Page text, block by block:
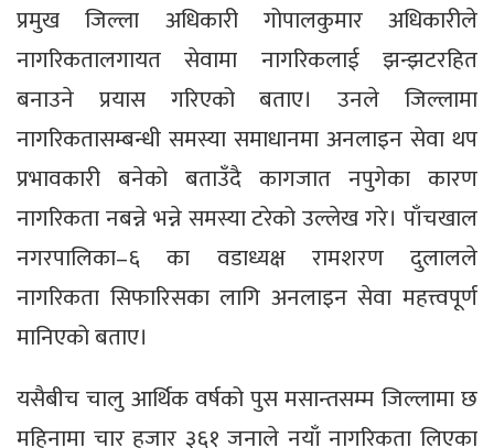
प्रमुख जिल्ला अधिकारी गोपालकुमार अधिकारीले
नागरिकतालगायत सेवामा नागरिकलाई झन्झटरहित
बनाउने प्रयास गरिएको बताए। उनले जिल्लामा
नागरिकतासम्बन्धी समस्या समाधानमा अनलाइन सेवा थप
प्रभावकारी बनेको बताउँदै कागजात नपुगेका कारण
नागरिकता नबन्ने भन्ने समस्या टरेको उल्लेख गरे। पाँचखाल
नगरपालिका–६ का वडाध्यक्ष रामशरण दुलालले
नागरिकता सिफारिसका लागि अनलाइन सेवा महत्त्वपूर्ण
मानिएको बताए।
यसैबीच चालु आर्थिक वर्षको पुस मसान्तसम्म जिल्लामा छ
महिनामा चार हजार ३६१ जनाले नयाँ नागरिकता लिएका